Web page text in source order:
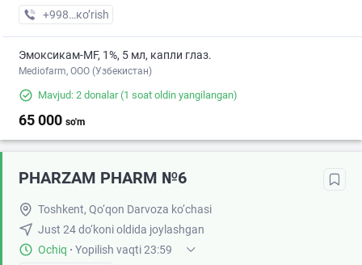
+998 (99) XXX-XX-XX
кo’rish
Эмоксикам-MF, 1%, 5 мл, капли глаз.
Mediofarm, ООО (Узбекистан)
Mavjud: 2 donalar(1 soat oldin yangilangan)
65 000 so'm
PHARZAM PHARM №6
Toshkent, Qo‘qon Darvoza ko‘chasi
Just 24 do‘koni oldida joylashgan
Ochiq · Yopilish vaqti 23:59